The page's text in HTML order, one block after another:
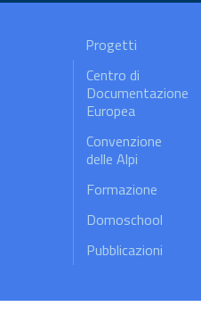
Progetti
Centro di
Documentazione
Europea
Convenzione
delle Alpi
Formazione
Domoschool
Pubblicazioni